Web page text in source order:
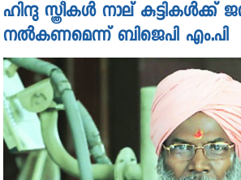
ഹിന്ദു സ്ത്രീകള്‍ നാല് കുട്ടികള്‍ക്ക്
നല്‍കണമെന്ന് ബിജെപി എം.പി